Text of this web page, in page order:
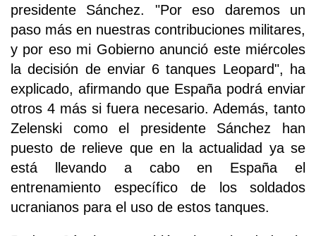
presidente Sánchez. "Por eso daremos un
paso más en nuestras contribuciones militares,
y por eso mi Gobierno anunció este miércoles
la decisión de enviar 6 tanques Leopard", ha
explicado, afirmando que España podrá enviar
otros 4 más si fuera necesario. Además, tanto
Zelenski como el presidente Sánchez han
puesto de relieve que en la actualidad ya se
está llevando a cabo en España el
entrenamiento específico de los soldados
ucranianos para el uso de estos tanques.